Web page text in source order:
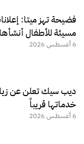
فضيحة تهز ميتا:
مسيئة للأطفال
6 أغسطس 2026
ديب سيك تعلن عن
خدماتها قريباً
6 أغسطس 2026